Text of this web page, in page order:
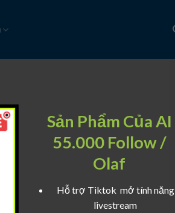
Sản Phẩm Của AI
55.000 Follow /
Olaf
Hỗ trợ Tiktok mở tính năng
livestream